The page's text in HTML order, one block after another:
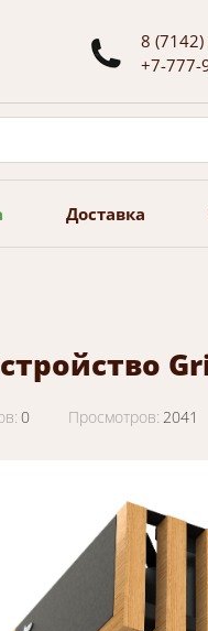
8
+7-777-
Доставка
0 Просмотров: 2041